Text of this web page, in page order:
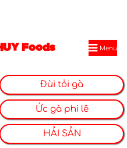
Foods Menu
Đùi tỏi gà
Ức gà phi lê
HẢI SẢN